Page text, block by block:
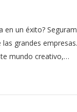
en un éxito?
grandes
mundo creativo,…